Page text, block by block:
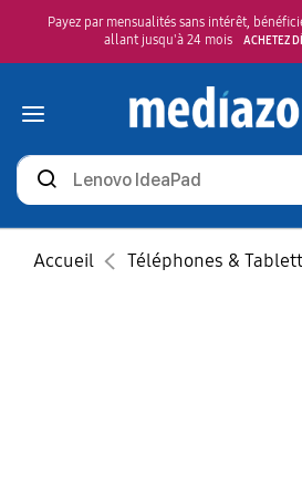
Payez par mensualités sans intérêt,
allant jusqu'à 24 mois
ACHETEZ
Rechercher
des
produits
Accueil Téléphones &